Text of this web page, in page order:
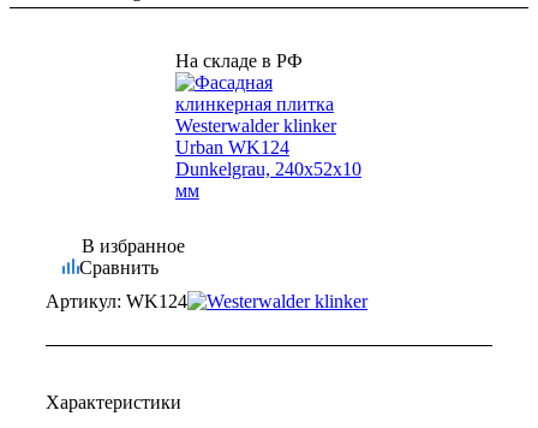
На складе в РФ
В избранное
Сравнить
Артикул: WK124
Характеристики